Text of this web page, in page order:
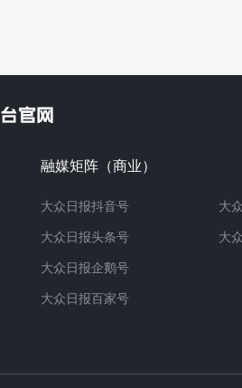
融媒矩阵（商业）
大众日报抖音号
大众日报头条号
大众日报企鹅号
大众日报百家号
大
大